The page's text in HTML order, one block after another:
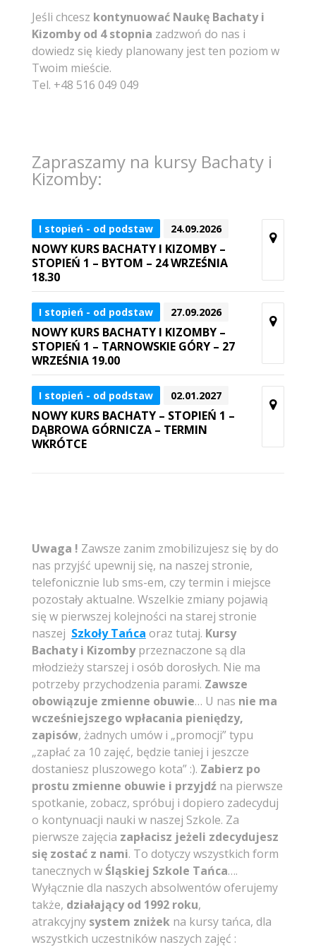
Jeśli chcesz kontynuować Naukę Bachaty i
Kizomby od 4 stopnia zadzwoń do nas i
dowiedz się kiedy planowany jest ten poziom w
Twoim mieście.
Tel. +48 516 049 049
Zapraszamy na kursy Bachaty i
Kizomby:
I stopień - od podstaw 24.09.2026
NOWY KURS BACHATY I KIZOMBY –
STOPIEŃ 1 – BYTOM – 24 WRZEŚNIA
18.30
I stopień - od podstaw 27.09.2026
NOWY KURS BACHATY I KIZOMBY –
STOPIEŃ 1 – TARNOWSKIE GÓRY – 27
WRZEŚNIA 19.00
I stopień - od podstaw 02.01.2027
NOWY KURS BACHATY – STOPIEŃ 1 –
DĄBROWA GÓRNICZA – TERMIN
WKRÓTCE
Uwaga ! Zawsze zanim zmobilizujesz się by do
nas przyjść upewnij się, na naszej stronie,
telefonicznie lub sms-em, czy termin i miejsce
pozostały aktualne. Wszelkie zmiany pojawią
się w pierwszej kolejności na starej stronie
naszej Szkoły Tańca oraz tutaj. Kursy
Bachaty i Kizombyprzeznaczone są dla
młodzieży starszej i osób dorosłych. Nie ma
potrzeby przychodzenia parami. Zawsze
obowiązuje zmienne obuwie… U nas nie ma
wcześniejszego wpłacania pieniędzy,
zapisów, żadnych umów i „promocji” typu
„zapłać za 10 zajęć, będzie taniej i jeszcze
dostaniesz pluszowego kota” :). Zabierz po
prostu zmienne obuwie i przyjdźna pierwsze
spotkanie, zobacz, spróbuj i dopiero zadecyduj
o kontynuacji nauki w naszej Szkole. Za
pierwsze zajęcia zapłacisz jeżeli zdecydujesz
się zostać z nami. To dotyczy wszystkich form
tanecznych wŚląskiej Szkole Tańca….
Wyłącznie dla naszych absolwentów oferujemy
także, działający od 1992 roku,
atrakcyjny system zniżekna kursy tańca, dla
wszystkich uczestników naszych zajęć :